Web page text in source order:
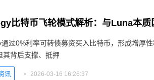
比特币飞轮模式解析：与Luna本质
过0%利率可转债募资买入比特币，形成增厚
其背后支撑、抵押
讯 2026-03-16 16:26:37